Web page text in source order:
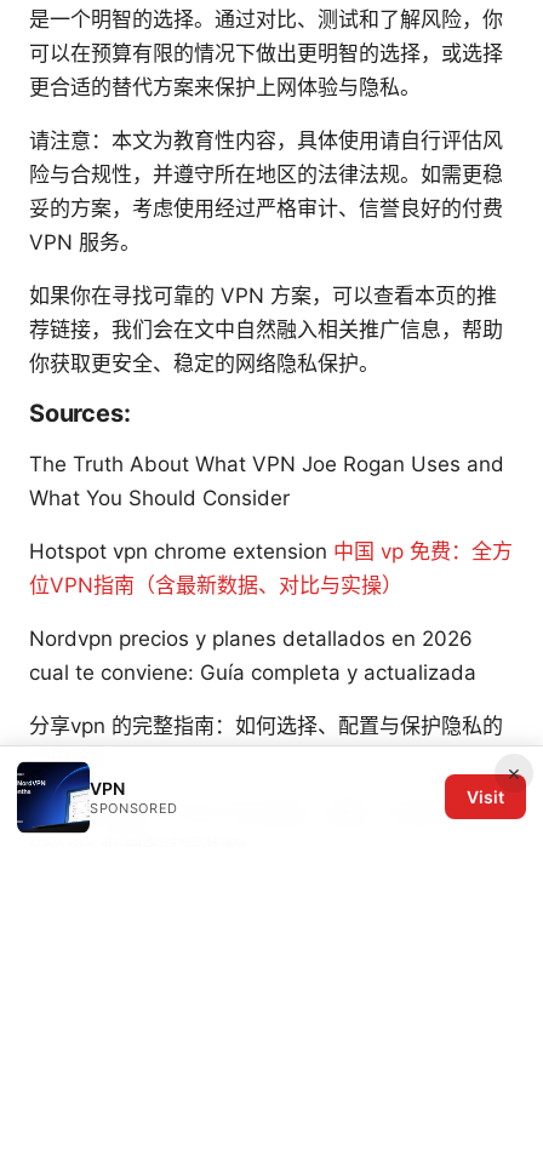
是一个明智的选择。通过对比、测试和了解风险，你
可以在预算有限的情况下做出更明智的选择，或选择
更合适的替代方案来保护上网体验与隐私。
请注意：本文为教育性内容，具体使用请自行评估风
险与合规性，并遵守所在地区的法律法规。如需更稳
妥的方案，考虑使用经过严格审计、信誉良好的付费
VPN 服务。
如果你在寻找可靠的 VPN 方案，可以查看本页的推
荐链接，我们会在文中自然融入相关推广信息，帮助
你获取更安全、稳定的网络隐私保护。
Sources:
The Truth About What VPN Joe Rogan Uses and
What You Should Consider
Hotspot vpn chrome extension 中国 vp 免费：全方
位VPN指南（含最新数据、对比与实操）
Nordvpn precios y planes detallados en 2026
cual te conviene: Guía completa y actualizada
分享vpn 的完整指南：如何选择、配置与保护隐私的
实用技巧
订阅节点购买：VPN 节点选择、速度、价格与在
×
VPN
SPONSORED
Visit